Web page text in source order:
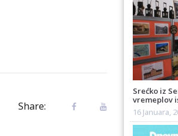
Share:
Srećko iz
vremeplov
16 Januara,